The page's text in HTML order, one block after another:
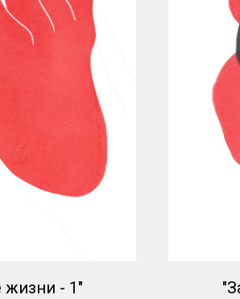
жизни - 1"